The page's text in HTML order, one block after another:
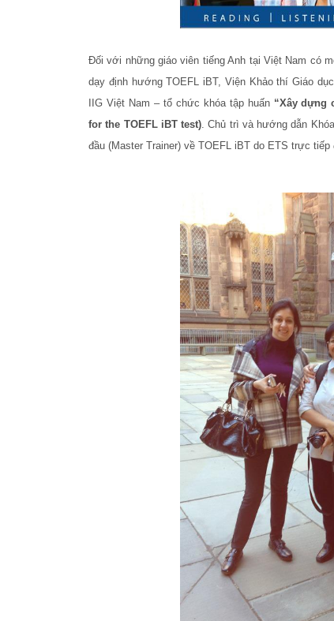
Đối với những giáo viên tiếng Anh tại Việt Nam có
dạy định hướng TOEFL iBT, Viện Khảo thí Giáo
IIG Việt Nam – tổ chức khóa tập huấn “Xây dựng
for the TOEFL iBT test) . Chủ trì và hướng dẫn
đầu (Master Trainer) về TOEFL iBT do ETS trực tiếp